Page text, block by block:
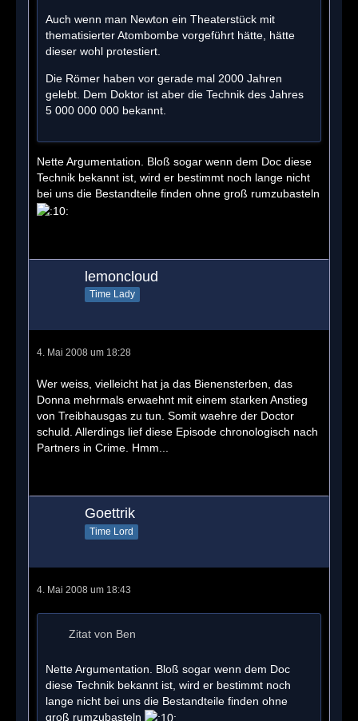
Auch wenn man Newton ein Theaterstück mit
thematisierter Atombombe vorgeführt hätte, hätte
dieser wohl protestiert.
Die Römer haben vor gerade mal 2000 Jahren
gelebt. Dem Doktor ist aber die Technik des Jahres
5 000 000 000 bekannt.
Nette Argumentation. Bloß sogar wenn dem Doc diese
Technik bekannt ist, wird er bestimmt noch lange nicht
bei uns die Bestandteile finden ohne groß rumzubasteln
lemoncloud
Time Lady
4. Mai 2008 um 18:28
Wer weiss, vielleicht hat ja das Bienensterben, das
Donna mehrmals erwaehnt mit einem starken Anstieg
von Treibhausgas zu tun. Somit waehre der Doctor
schuld. Allerdings lief diese Episode chronologisch nach
Partners in Crime. Hmm...
Goettrik
Time Lord
4. Mai 2008 um 18:43
Zitat von Ben
Nette Argumentation. Bloß sogar wenn dem Doc
diese Technik bekannt ist, wird er bestimmt noch
lange nicht bei uns die Bestandteile finden ohne
groß rumzubasteln